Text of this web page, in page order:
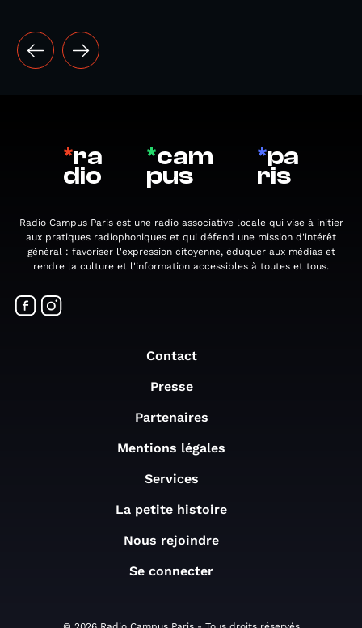
*ra
dio
*cam
pus
*pa
ris
Radio Campus Paris est une radio associative locale qui vise à initier
aux pratiques radiophoniques et qui défend une mission d'intérêt
général : favoriser l'expression citoyenne, éduquer aux médias et
rendre la culture et l'information accessibles à toutes et tous.
Contact
Presse
Partenaires
Mentions légales
Services
La petite histoire
Nous rejoindre
Se connecter